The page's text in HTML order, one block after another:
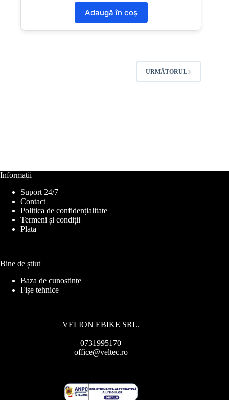
Adaugă în coș
URMĂTORUL
Informații
Suport 24/7
Contact
Politica de confidențialitate
Termeni și condiții
Plata
Bine de știut
Baza de cunoștințe
Fișe tehnice
VELION EBIKE SRL.
0731995170
office@veltec.ro